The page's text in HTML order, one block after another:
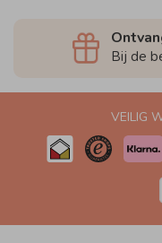
Bij de
VEILIG